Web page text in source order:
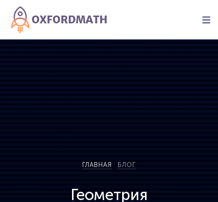
ГЛАВНАЯ БЛОГ
Геометрия